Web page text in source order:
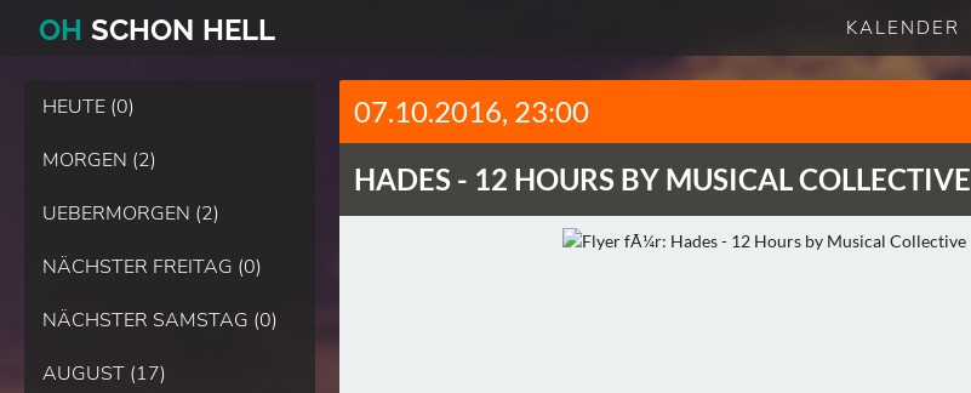
OH SCHON HELL KALENDER
HEUTE (0)
MORGEN (2)
UEBERMORGEN (2)
NÄCHSTER FREITAG (0)
NÄCHSTER SAMSTAG (0)
AUGUST (17)
07.10.2016, 23:00
HADES - 12 HOURS BY MUSICAL COLLECTIVE